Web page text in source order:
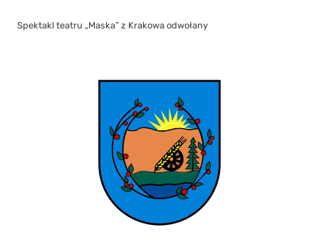
Spektakl teatru „Maska” z Krakowa odwołany